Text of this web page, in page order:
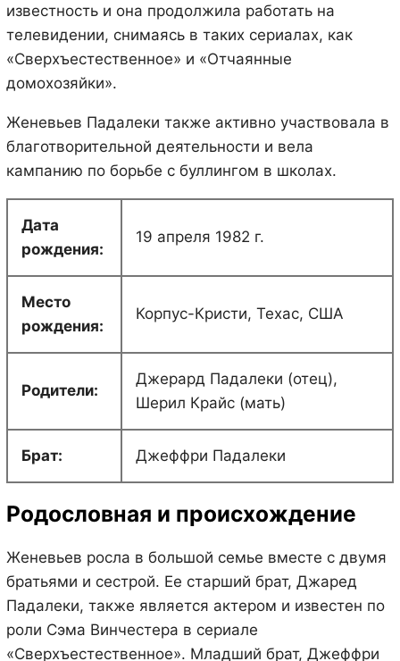
известность и она продолжила работать на
телевидении, снимаясь в таких сериалах, как
«Сверхъестественное» и «Отчаянные
домохозяйки».
Женевьев Падалеки также активно участвовала в
благотворительной деятельности и вела
кампанию по борьбе с буллингом в школах.
Дата
рождения:
19 апреля 1982 г.
Место
рождения:
Корпус-Кристи, Техас, США
Родители:
Джерард Падалеки (отец),
Шерил Крайс (мать)
Брат: Джеффри Падалеки
Родословная и происхождение
Женевьев росла в большой семье вместе с двумя
братьями и сестрой. Ее старший брат, Джаред
Падалеки, также является актером и известен по
роли Сэма Винчестера в сериале
«Сверхъестественное». Младший брат, Джеффри